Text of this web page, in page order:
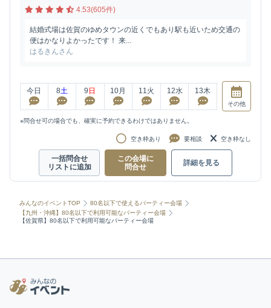
4.53(605件)
結婚式場は佐賀のゆめタウンの近くでもあり駅も近いため交通の
便はかなりよかったです！ 来...
はるきんさん
今日 8土 9 日 10月 11火 12水 13木
その他
※問合せ可の場合でも、確実に予約できるわけではありません。
空き枠あり 要相談 空き枠なし
一括問合せ
リストに追加
この会場に
問合せ
詳細を見る
みんなのイベントTOP
80名以下で使えるパーティー会場
【九州・沖縄】80名以下で利用可能なパーティー会場
【佐賀県】80名以下で利用可能なパーティー会場